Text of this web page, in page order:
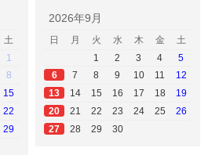
土
1
8
15
22
29
2026年9月
日 月 火 水 木 金
土
1
2 3 4
5
6
7 8 9 10 11
12
13
14 15 16 17 18
19
20
21 22 23 24 25
26
27
28 29 30